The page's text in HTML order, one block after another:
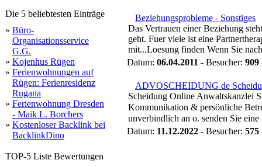
Die 5 beliebtesten Einträge
» Büro-
Organisationsservice
G.G.
» Kojenhus Rügen
» Ferienwohnungen auf
Rügen: Ferienresidenz
Rugana
» Ferienwohnung Dresden
- Maik L. Borchers
» Kostenloser Backlink bei
BacklinkDino
TOP-5 Liste Bewertungen
Beziehungsprobleme - Sonstiges
Das Vertrauen einer Beziehung
geht. Fuer viele ist eine
mit...Loesung finden Wenn Sie
Datum: 06.04.2011 - Besucher: 909
ADVOSCHEIDUNG de
Scheidung Online Anwaltskanzlei
Kommunikation & persönliche
unverbindlich an o. senden Sie
Datum: 11.12.2022 - Besucher: 575